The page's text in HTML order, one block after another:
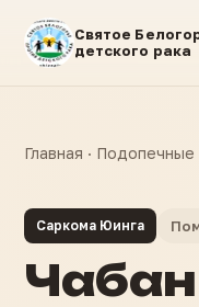
Святое
детского рака
Главная · Подопечные
Саркома Юинга